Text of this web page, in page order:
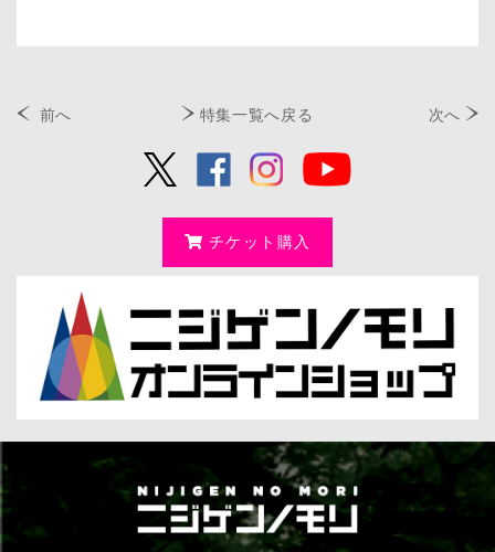
前へ 特集一覧へ戻る 次へ
チケット購入